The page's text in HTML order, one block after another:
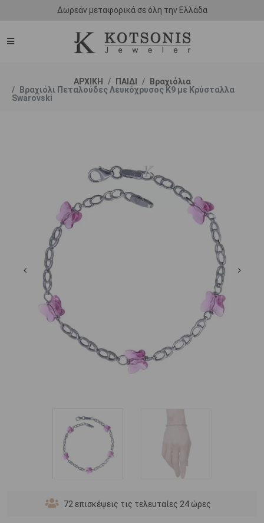
Δωρεάν μεταφορικά σε όλη την Ελλάδα
ΑΡΧΙΚΗ ΠΑΙΔΙ
Βραχιόλια
Βραχιόλι Πεταλούδες Λευκόχρυσος Κ9 με Κρύσταλλα
Swarovski
72 επισκέψεις τις τελευταίες 24 ώρες